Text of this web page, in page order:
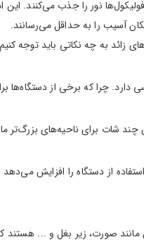
نور را جذب می‌کنند.
زائد به چه نکاتی باید توجه
چرا که برخی از
شات برای ناحیه‌های بزرگ‌تر
از دستگاه را افزایش
صورت، زیر بغل و ... هستند که